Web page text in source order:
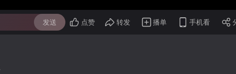
发送 点赞 转发 播单 手机看